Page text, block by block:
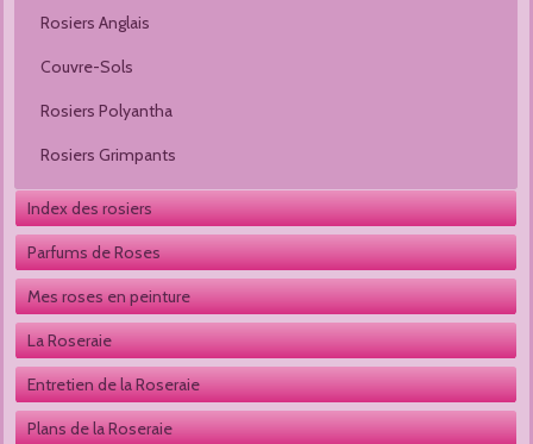
Rosiers Anglais
Couvre-Sols
Rosiers Polyantha
Rosiers Grimpants
Index des rosiers
Parfums de Roses
Mes roses en peinture
La Roseraie
Entretien de la Roseraie
Plans de la Roseraie